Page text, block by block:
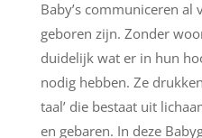
Baby’s communiceren
geboren zijn. Zonder
duidelijk wat er in hun
nodig hebben. Ze
taal’ die bestaat uit
en gebaren. In deze